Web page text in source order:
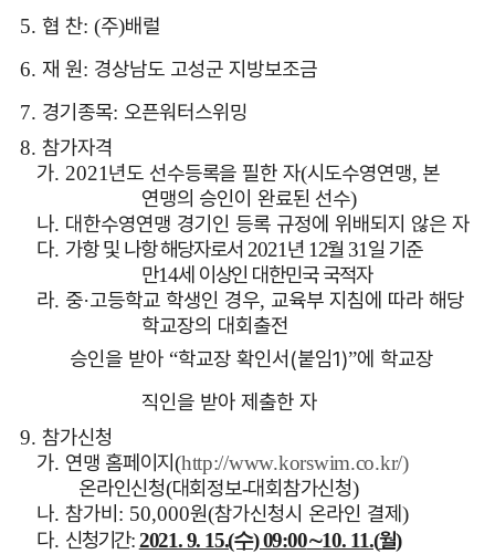
5. 협 찬: (주)배럴
6. 재 원: 경상남도 고성군 지방보조금
7. 경기종목: 오픈워터스위밍
8. 참가자격
가. 2021년도 선수등록을 필한 자(시도수영연맹, 본
연맹의 승인이 완료된 선수)
나. 대한수영연맹 경기인 등록 규정에 위배되지 않은 자
다. 가항 및 나항 해당자로서 2021년 12월 31일 기준
만14세 이상인 대한민국 국적자
라. 중·고등학교 학생인 경우, 교육부 지침에 따라 해당
학교장의 대회출전
승인을 받아 “학교장 확인서(붙임1)”에 학교장
직인을 받아 제출한 자
9. 참가신청
가. 연맹 홈페이지(http://www.korswim.co.kr/)
온라인신청(대회정보-대회참가신청)
나. 참가비 : 50,000원(참가신청시 온라인 결제 )
다. 신청기간:2021. 9. 15.(수) 09:00∼10. 11.(월)